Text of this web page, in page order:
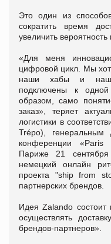
Это один из
сократить время
увеличить
«Для меня
цифровой цикл. Мы
наши хабы и наши
подключены к
образом, само
заказ», теряет
логистики в
Trépo), генеральным
конференции
Париже 21
немецкий онлайн
проекта "ship from
партнерских брендов.
Идея Zalando
осуществлять
брендов-партнеров».